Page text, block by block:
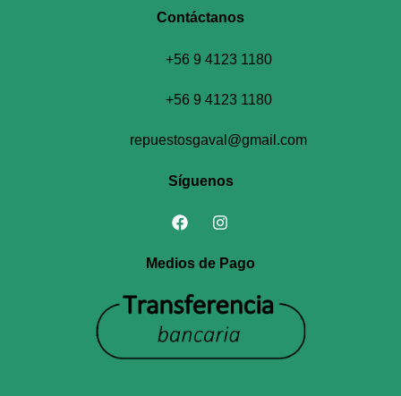
Contáctanos​
+56 9 4123 1180
+56 9 4123 1180
repuestosgaval@gmail.com
Síguenos
Medios de Pago